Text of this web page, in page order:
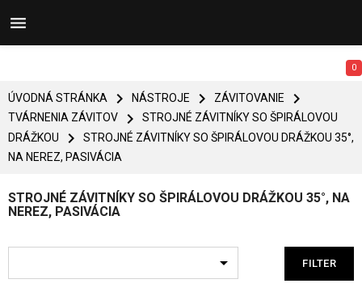

0
ÚVODNÁ STRÁNKA  NÁSTROJE  ZÁVITOVANIE 
TVÁRNENIA ZÁVITOV 
STROJNÉ ZÁVITNÍKY SO ŠPIRÁLOVOU
DRÁŽKOU

STROJNÉ ZÁVITNÍKY SO ŠPIRÁLOVOU DRÁŽKOU 35°,
NA NEREZ, PASIVÁCIA
STROJNÉ ZÁVITNÍKY SO ŠPIRÁLOVOU DRÁŽKOU 35°, NA
NEREZ, PASIVÁCIA
 FILTER